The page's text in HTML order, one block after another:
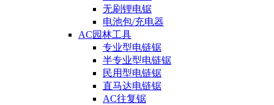
无刷锂电锯
电池包/充电器
AC园林工具
专业型电链锯
半专业型电链锯
民用型电链锯
直马达电链锯
AC往复锯